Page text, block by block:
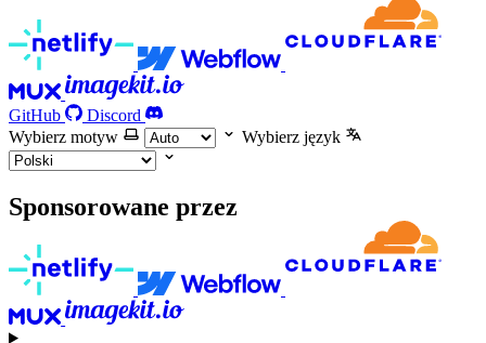
GitHub
Discord
Wybierz motyw
Wybierz język
Sponsorowane przez